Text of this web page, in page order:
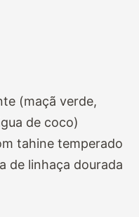
(maçã verde,
de coco)
tahine temperado
de linhaça dourada